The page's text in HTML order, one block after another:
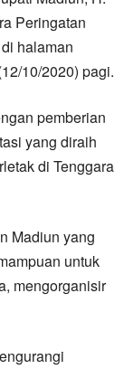
Peringatan
halaman
10/2020) pagi.
pemberian
yang diraih
di Tenggara
Madiun yang
untuk
mengorganisir